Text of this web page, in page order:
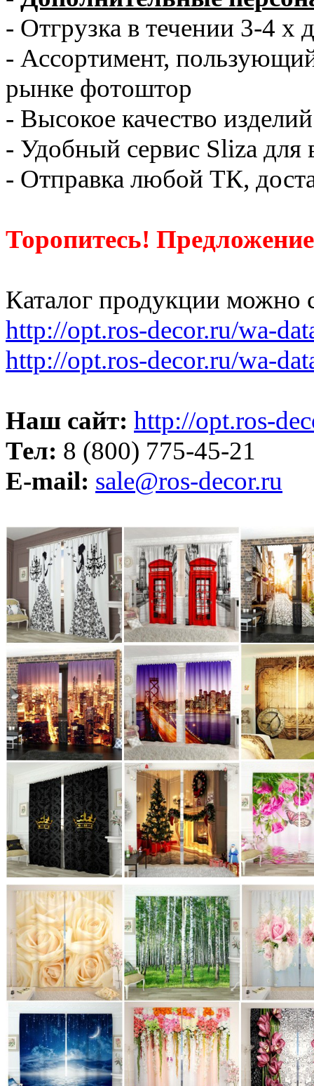
- Отгрузка в течении 3-4 х
- Ассортимент,
рынке фотоштор
- Высокое качество изделий
- Удобный сервис Sliza для
- Отправка любой ТК,
Торопитесь!
Каталог продукции можно
http://opt.ros-decor.ru/wa-
http://opt.ros-decor.ru/wa-
Наш сайт: http://opt.ros-
Тел: 8 (800) 775-45-21
E-mail: sale@ros-decor.ru